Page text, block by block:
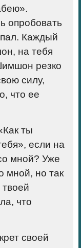
опробовать
Каждый
на тебя
резко
силу,
что ее
ты
если на
мной? Уже
мной, но так
что
своей